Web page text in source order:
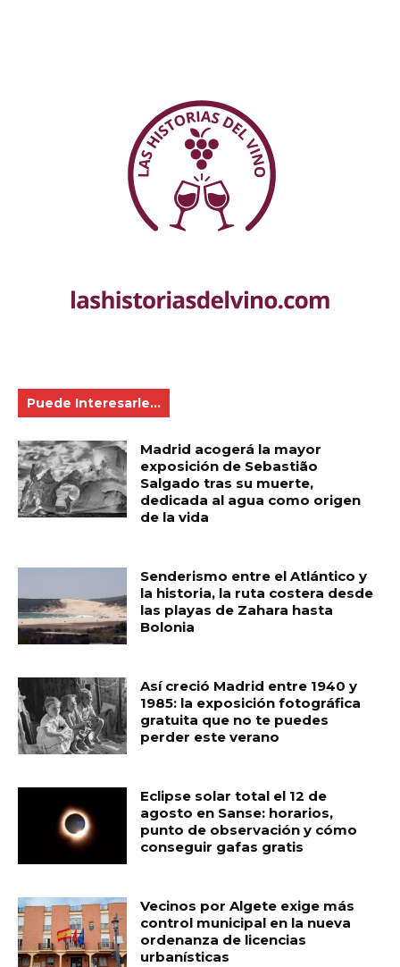
Puede Interesarle...
Madrid acogerá la mayor
exposición de Sebastião
Salgado tras su muerte,
dedicada al agua como origen
de la vida
Senderismo entre el Atlántico y
la historia, la ruta costera desde
las playas de Zahara hasta
Bolonia
Así creció Madrid entre 1940 y
1985: la exposición fotográfica
gratuita que no te puedes
perder este verano
Eclipse solar total el 12 de
agosto en Sanse: horarios,
punto de observación y cómo
conseguir gafas gratis
Vecinos por Algete exige más
control municipal en la nueva
ordenanza de licencias
urbanísticas